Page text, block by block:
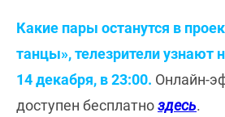
Какие пары останутся в
танцы», телезрители узнают
14 декабря, в 23:00. Онлайн-
доступен бесплатноздесь.